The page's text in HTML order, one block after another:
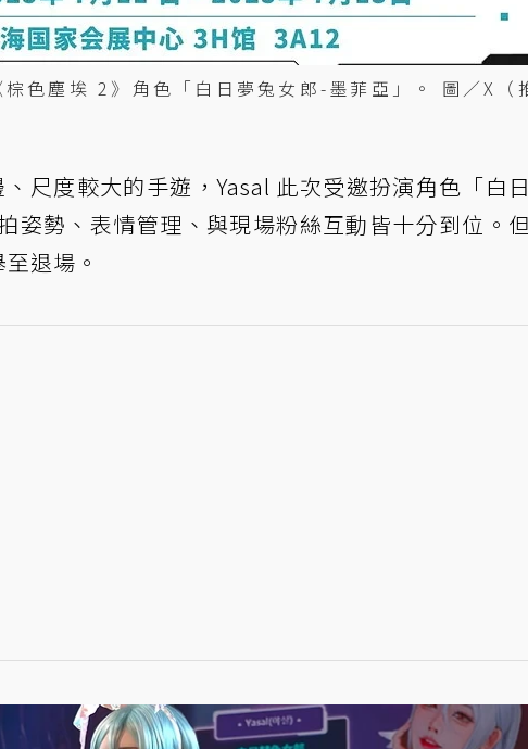
色塵埃 2》角色「白日夢兔女郎-墨菲亞」。 圖／X（
、尺度較大的手遊，Yasal 此次受邀扮演角色「白
姿勢、表情管理、與現場粉絲互動皆十分到位。
退場。